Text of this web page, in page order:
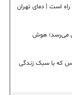
نسبی در راه است | دمای تهران
می‌رسد؛ هوش
که با سبک زندگی